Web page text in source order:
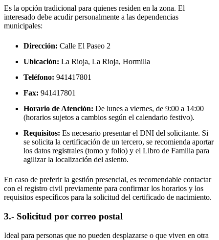
Es la opción tradicional para quienes residen en la zona. El
interesado debe acudir personalmente a las dependencias
municipales:
Dirección: Calle El Paseo 2
Ubicación: La Rioja, La Rioja, Hormilla
Teléfono: 941417801
Fax: 941417801
Horario de Atención: De lunes a viernes, de 9:00 a 14:00
(horarios sujetos a cambios según el calendario festivo).
Requisitos: Es necesario presentar el DNI del solicitante. Si
se solicita la certificación de un tercero, se recomienda aportar
los datos registrales (tomo y folio) y el Libro de Familia para
agilizar la localización del asiento.
En caso de preferir la gestión presencial, es recomendable contactar
con el registro civil previamente para confirmar los horarios y los
requisitos específicos para la solicitud del certificado de nacimiento.
3.- Solicitud por correo postal
Ideal para personas que no pueden desplazarse o que viven en otra